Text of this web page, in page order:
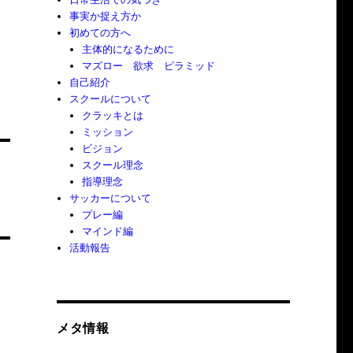
事実か捉え方か
初めての方へ
主体的になるために
マズロー 欲求 ピラミッド
自己紹介
スクールについて
クラッキとは
ミッション
ビジョン
スクール理念
指導理念
サッカーについて
プレー編
マインド編
活動報告
メタ情報